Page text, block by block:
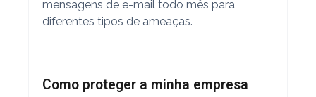
mensagens de e-mail todo mês para
diferentes tipos de ameaças.
Como proteger a minha empresa